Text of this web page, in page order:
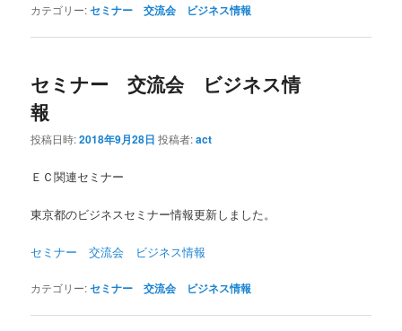
カテゴリー:セミナー 交流会 ビジネス情報
セミナー 交流会 ビジネス情
報
投稿日時:2018年9月28日 投稿者:act
ＥＣ関連セミナー
東京都のビジネスセミナー情報更新しました。
セミナー 交流会 ビジネス情報
カテゴリー:セミナー 交流会 ビジネス情報